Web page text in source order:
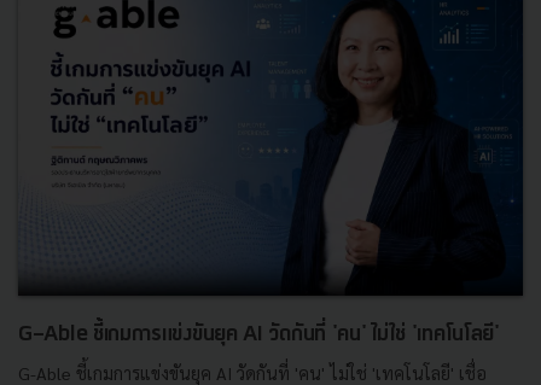
G-Able ชี้เกมการแข่งขันยุค AI วัดกันที่ 'คน' ไม่ใช่ 'เทคโนโลยี'
G-Able ชี้เกมการแข่งขันยุค AI วัดกันที่ 'คน' ไม่ใช่ 'เทคโนโลยี' เชื่อ